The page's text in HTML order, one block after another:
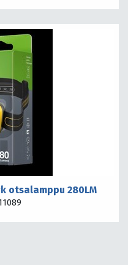
otsalamppu 280LM